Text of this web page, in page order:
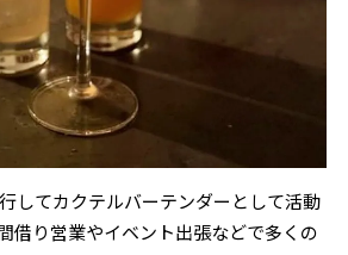
してカクテルバーテンダーとして活動
借り営業やイベント出張などで多くの